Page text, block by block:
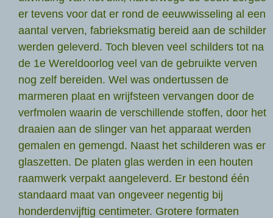
er tevens voor dat er rond de eeuwwisseling al een
aantal verven, fabrieksmatig bereid aan de schilder
werden geleverd. Toch bleven veel schilders tot na
de 1e Wereldoorlog veel van de gebruikte verven
nog zelf bereiden. Wel was ondertussen de
marmeren plaat en wrijfsteen vervangen door de
verfmolen waarin de verschillende stoffen, door het
draaien aan de slinger van het apparaat werden
gemalen en gemengd. Naast het schilderen was er
glaszetten. De platen glas werden in een houten
raamwerk verpakt aangeleverd. Er bestond één
standaard maat van ongeveer negentig bij
honderdenvijftig centimeter. Grotere formaten